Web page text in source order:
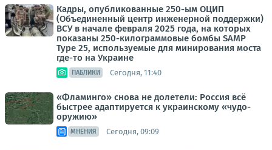
Кадры, опубликованные 250-ым ОЦИП
(Объединенный центр инженерной поддержки)
ВСУ в начале февраля 2025 года, на которых
показаны 250-килограммовые бомбы SAMP
Type 25, используемые для минирования моста
где-то на Украине
ПАБЛИКИ Сегодня, 11:40
«Фламинго» снова не долетели: Россия всё
быстрее адаптируется к украинскому «чудо-
оружию»
МНЕНИЯ Сегодня, 09:09